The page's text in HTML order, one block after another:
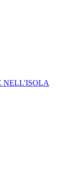
NELL'ISOLA